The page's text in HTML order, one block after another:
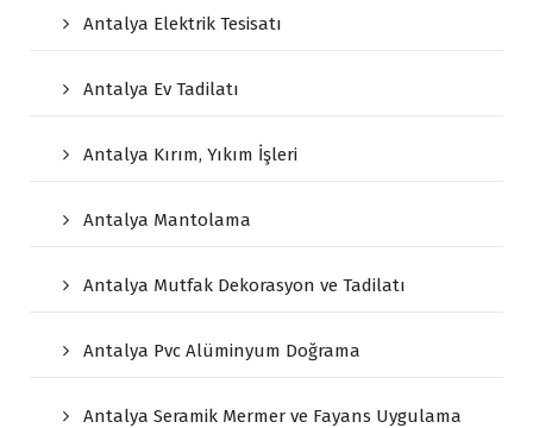
Antalya Elektrik Tesisatı
Antalya Ev Tadilatı
Antalya Kırım, Yıkım İşleri
Antalya Mantolama
Antalya Mutfak Dekorasyon ve Tadilatı
Antalya Pvc Alüminyum Doğrama
Antalya Seramik Mermer ve Fayans Uygulama